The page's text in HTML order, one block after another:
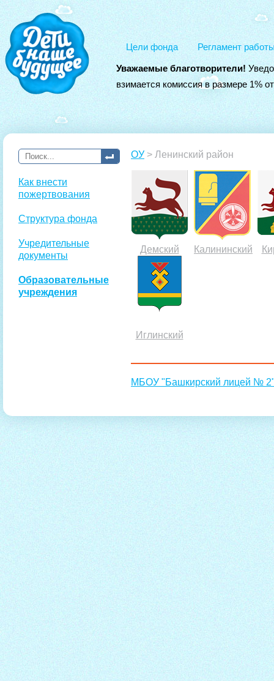
Цели фонда Регламент
Уважаемые благотворители!
взимается комиссия в размере 1%
Как внести
пожертвования
Структура фонда
Учредительные
документы
Образовательные
учреждения
ОУ > Ленинский район
Демский Калининский
Иглинский
МБОУ "Башкирский лицей №